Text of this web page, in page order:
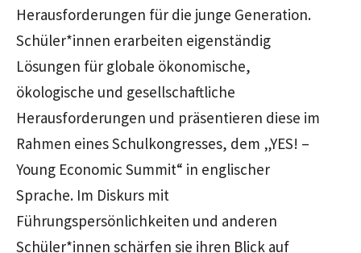
Herausforderungen für die junge Generation.
Schüler*innen erarbeiten eigenständig
Lösungen für globale ökonomische,
ökologische und gesellschaftliche
Herausforderungen und präsentieren diese im
Rahmen eines Schulkongresses, dem „YES! –
Young Economic Summit“ in englischer
Sprache. Im Diskurs mit
Führungspersönlichkeiten und anderen
Schüler*innen schärfen sie ihren Blick auf